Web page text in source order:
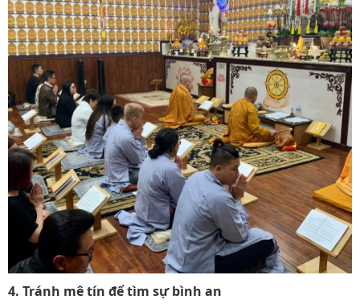
4. Tránh mê tín để tìm sự bình an